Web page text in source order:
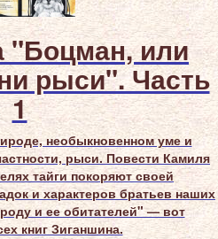
"Боцман, или
рыси". Часть
1
необыкновенном уме и
рыси. Повести Камиля
тайги покоряют своей
и характеров братьев наших
и ее обитателей" — вот
книг Зиганшина.